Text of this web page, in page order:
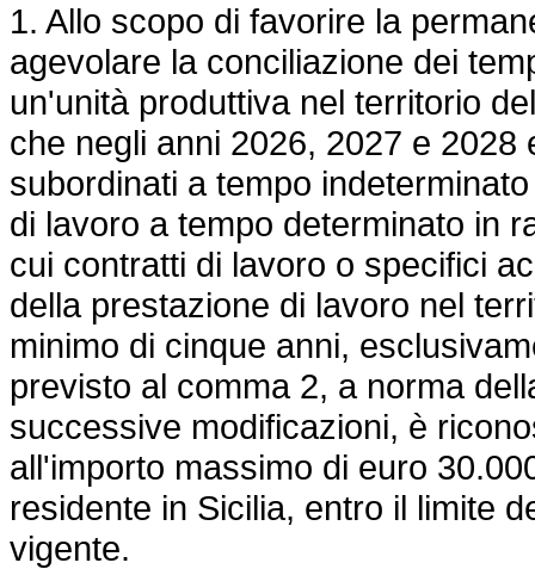
1. Allo scopo di favorire la
agevolare la conciliazione dei
un'unità produttiva nel territorio
che negli anni 2026, 2027 e
subordinati a tempo
di lavoro a tempo determinato in
cui contratti di lavoro o specifici
della prestazione di lavoro nel
minimo di cinque anni,
previsto al comma 2, a norma
successive modificazioni, è
all'importo massimo di euro
residente in Sicilia, entro il limite
vigente.